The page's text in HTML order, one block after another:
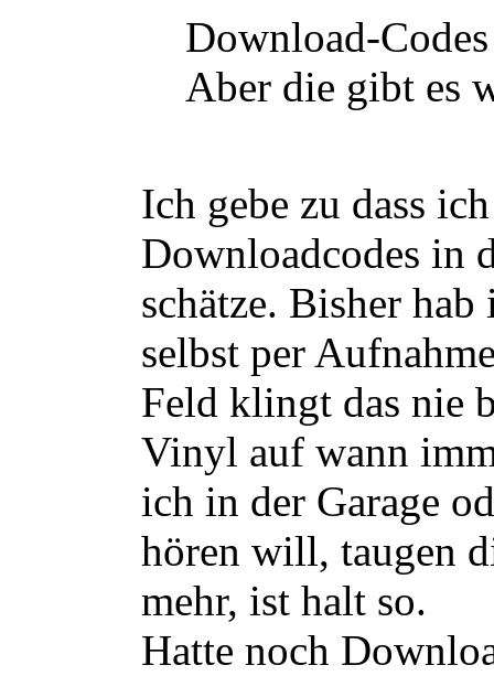
Download-
Aber die gibt es
Ich gebe zu dass
Downloadcodes in
schätze. Bisher
selbst per
Feld klingt das nie
Vinyl auf wann
ich in der Garage
hören will, taugen
mehr, ist halt so.
Hatte noch